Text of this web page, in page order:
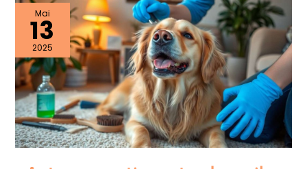
Mai
13
2025
Astuces
anti-
perte
de
poil
pour
propriétaires
de
chiens